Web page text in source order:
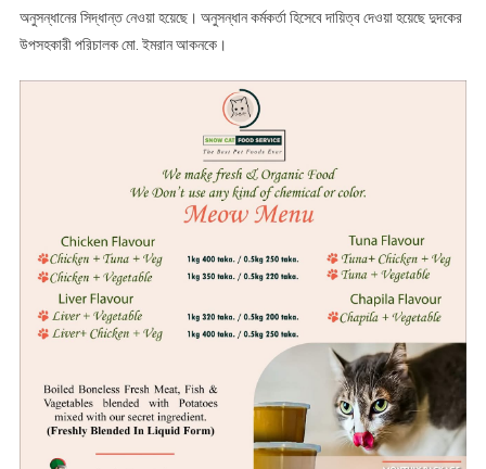
অনুসন্ধানের সিদ্ধান্ত নেওয়া হয়েছে। অনুসন্ধান কর্মকর্তা হিসেবে দায়িত্ব দেওয়া হয়েছে দুদকের
উপসহকারী পরিচালক মো. ইমরান আকনকে।